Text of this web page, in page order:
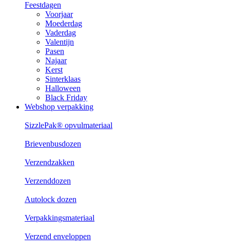
Feestdagen
Voorjaar
Moederdag
Vaderdag
Valentijn
Pasen
Najaar
Kerst
Sinterklaas
Halloween
Black Friday
Webshop verpakking
SizzlePak® opvulmateriaal
Brievenbusdozen
Verzendzakken
Verzenddozen
Autolock dozen
Verpakkingsmateriaal
Verzend enveloppen